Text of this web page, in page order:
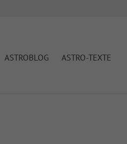
ASTROBLOG ASTRO-TEXTE